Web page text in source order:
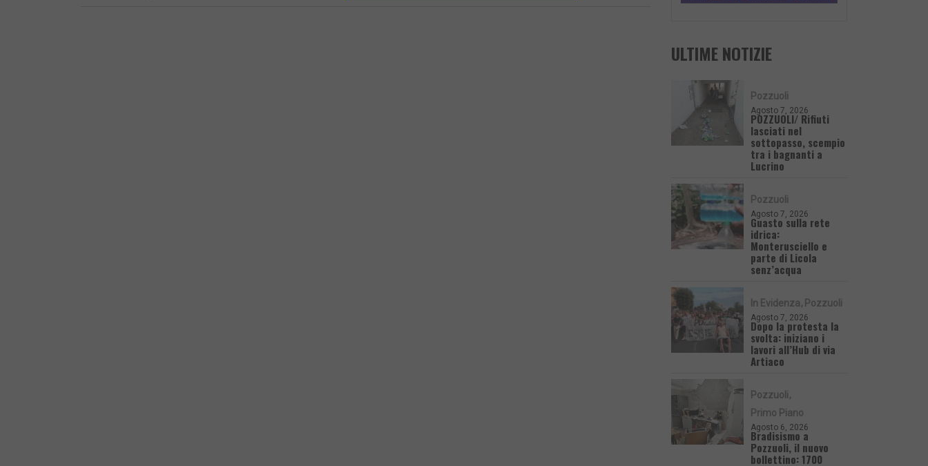
ULTIME NOTIZIE
Pozzuoli
Agosto 7, 2026
POZZUOLI/ Rifiuti
lasciati nel
sottopasso, scempio
tra i bagnanti a
Lucrino
Pozzuoli
Agosto 7, 2026
Guasto sulla rete
idrica:
Monterusciello e
parte di Licola
senz’acqua
In Evidenza Pozzuoli
Agosto 7, 2026
Dopo la protesta la
svolta: iniziano i
lavori all’Hub di via
Artiaco
Pozzuoli
Primo Piano
Agosto 6, 2026
Bradisismo a
Pozzuoli, il nuovo
bollettino: 1700